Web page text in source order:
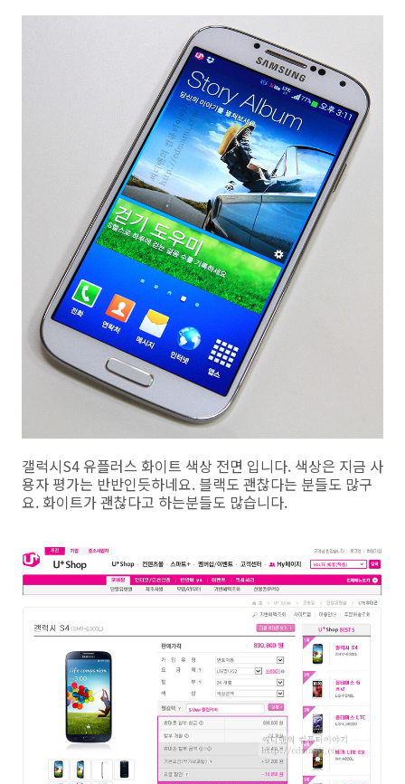
갤럭시S4 유플러스 화이트 색상 전면 입니다. 색상은 지금 사
용자 평가는 반반인듯하네요. 블랙도 괜찮다는 분들도 많구
요. 화이트가 괜찮다고 하는분들도 많습니다.